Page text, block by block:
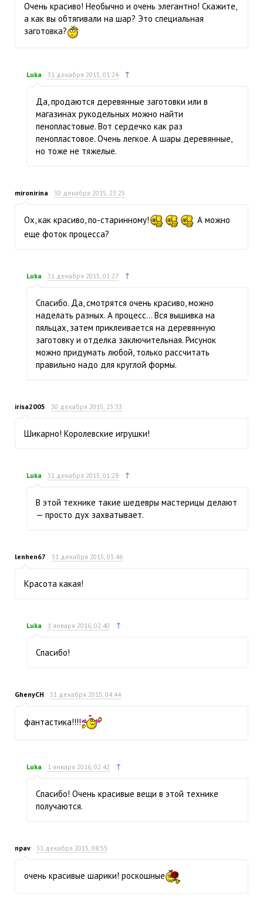
Очень красиво! Необычно и очень элегантно! Скажите,
а как вы обтягивали на шар? Это специальная
заготовка?
Luka 31 декабря 2015, 01:24 ↑
Да, продаются деревянные заготовки или в
магазинах рукодельных можно найти
пенопластовые. Вот сердечко как раз
пенопластовое. Очень легкое. А шары деревянные,
но тоже не тяжелые.
mironirina 30 декабря 2015, 23:25
Ох, как красиво, по-старинному!
А можно
еще фоток процесса?
Luka 31 декабря 2015, 01:27 ↑
Спасибо. Да, смотрятся очень красиво, можно
наделать разных. А процесс… Вся вышивка на
пяльцах, затем приклеивается на деревянную
заготовку и отделка заключительная. Рисунок
можно придумать любой, только рассчитать
правильно надо для круглой формы.
irisa2005 30 декабря 2015, 23:33
Шикарно! Королевские игрушки!
Luka 31 декабря 2015, 01:28 ↑
В этой технике такие шедевры мастерицы делают
— просто дух захватывает.
lenhen67 31 декабря 2015, 03:46
Красота какая!
Luka 1 января 2016, 02:40 ↑
Спасибо!
GhenyCH 31 декабря 2015, 04:44
фантастика!!!!
Luka 1 января 2016, 02:42 ↑
Спасибо! Очень красивые вещи в этой технике
получаются.
npav 31 декабря 2015, 08:55
очень красивые шарики! роскошные